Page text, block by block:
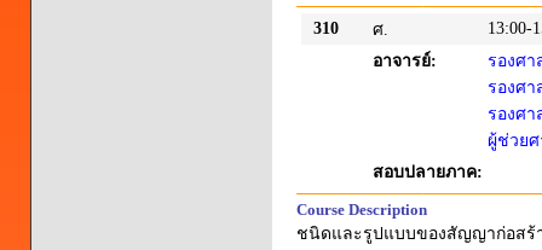
310 ศ.
13:00-
อาจารย์:
รองศา
รองศา
รองศา
ผู้ช่วย
สอบปลายภาค:
Course Description
ชนิดและรูปแบบของสัญญาก่อสร้